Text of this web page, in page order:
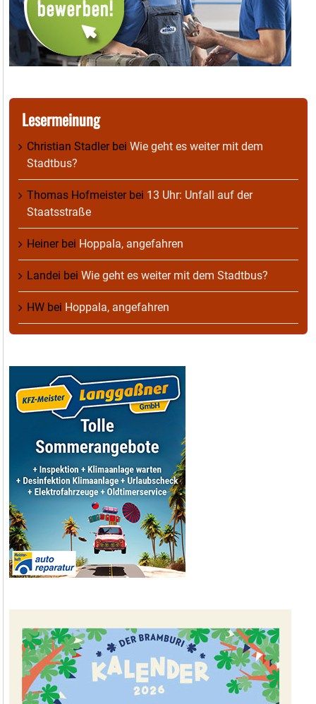
Lesermeinung
Christian Stadlerbei Wie geht es weiter mit dem
Stadtbus?
Thomas Hofmeisterbei 13 Uhr: Unfall auf der
Staatsstraße
Heinerbei Hoppala, angefahren
Landei bei Wie geht es weiter mit dem Stadtbus?
HW bei Hoppala, angefahren